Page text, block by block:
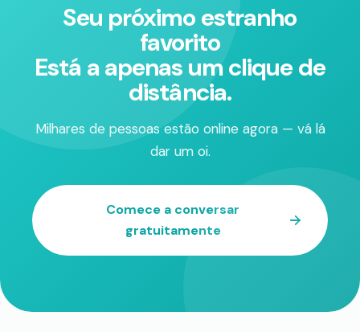
Seu próximo estranho
favorito
Está a apenas um clique de
distância.
Milhares de pessoas estão online agora — vá lá
dar um oi.
Comece a conversar
gratuitamente